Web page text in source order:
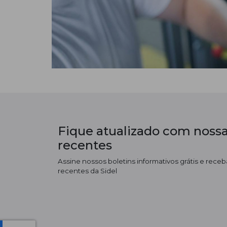
Fique atualizado com
recentes
Assine nossos boletins informativos grátis e
recentes da Sidel